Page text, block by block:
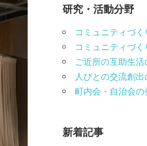
研究・活動分野
コミュニティづ
コミュニティづ
ご近所の互助生
人びとの交流創
町内会・自治会の
新着記事